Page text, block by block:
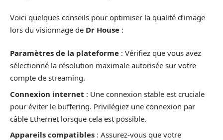
Voici quelques conseils pour optimiser la qualité d’image
lors du visionnage de Dr House :
Paramètres de la plateforme : Vérifiez que vous avez
sélectionné la résolution maximale autorisée sur votre
compte de streaming.
Connexion internet : Une connexion stable est cruciale
pour éviter le buffering. Privilégiez une connexion par
câble Ethernet lorsque cela est possible.
Appareils compatibles : Assurez-vous que votre